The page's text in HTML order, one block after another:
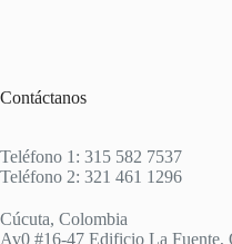
Contáctanos
Teléfono 1: 315 582 7537
Teléfono 2: 321 461 1296
Cúcuta, Colombia
Av0 #16-47 Edificio La Fuente,